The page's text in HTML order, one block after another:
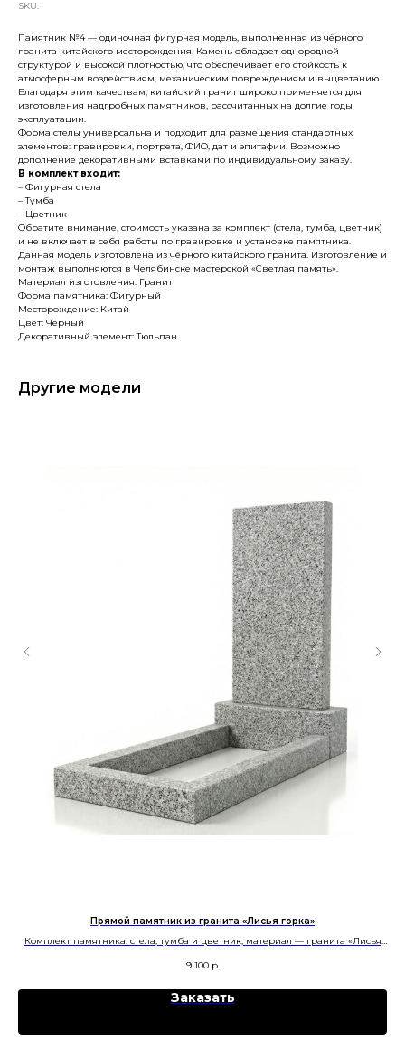
SKU:
Памятник №4 — одиночная фигурная модель, выполненная из чёрного
гранита китайского месторождения. Камень обладает однородной
структурой и высокой плотностью, что обеспечивает его стойкость к
атмосферным воздействиям, механическим повреждениям и выцветанию.
Благодаря этим качествам, китайский гранит широко применяется для
изготовления надгробных памятников, рассчитанных на долгие годы
эксплуатации.
Форма стелы универсальна и подходит для размещения стандартных
элементов: гравировки, портрета, ФИО, дат и эпитафии. Возможно
дополнение декоративными вставками по индивидуальному заказу.
В комплект входит:
– Фигурная стела
– Тумба
– Цветник
Обратите внимание, стоимость указана за комплект (стела, тумба, цветник)
и не включает в себя работы по гравировке и установке памятника.
Данная модель изготовлена из чёрного китайского гранита. Изготовление и
монтаж выполняются в Челябинске мастерской «Светлая память».
Материал изготовления: Гранит
Форма памятника: Фигурный
Месторождение: Китай
Цвет: Черный
Декоративный элемент: Тюльпан
Другие модели
Прямой памятник из гранита «Лисья горка»
Комплект памятника: стела, тумба и цветник; материал — гранита «Лисья
9 100 р.
Заказать